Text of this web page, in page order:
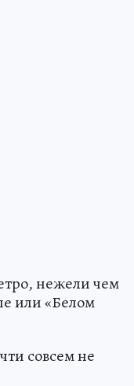
нежели чем
или «Белом
совсем не